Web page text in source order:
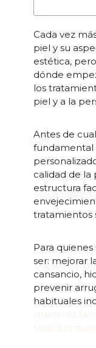
Cada vez
piel y su
estética,
dónde
los
piel y a la
Antes de
fundamental
calidad de la
estructura
tratamientos
Para
ser: mejorar
cansancio,
prevenir
habituales